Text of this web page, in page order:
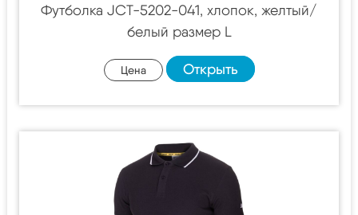
Футболка JCT-5202-041, хлопок, желтый/
белый размер L
Цена Открыть